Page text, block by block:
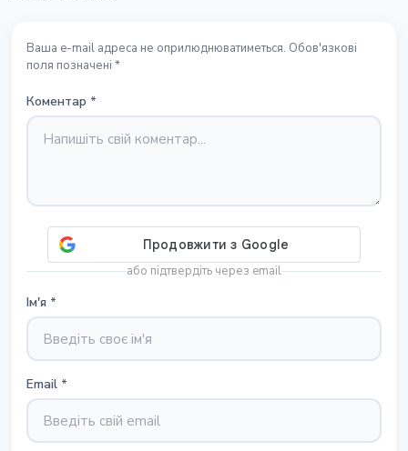
Ваша e-mail адреса не оприлюднюватиметься. Обов'язкові
поля позначені *
Коментар *
або підтвердіть через email
Ім'я *
Email *